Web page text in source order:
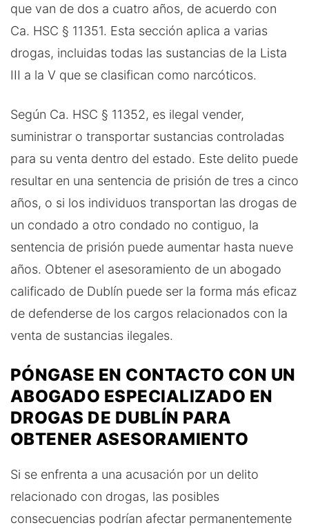
que van de dos a cuatro años, de acuerdo con
Ca. HSC § 11351. Esta sección aplica a varias
drogas, incluidas todas las sustancias de la Lista
III a la V que se clasifican como narcóticos.
Según Ca. HSC § 11352, es ilegal vender,
suministrar o transportar sustancias controladas
para su venta dentro del estado. Este delito puede
resultar en una sentencia de prisión de tres a cinco
años, o si los individuos transportan las drogas de
un condado a otro condado no contiguo, la
sentencia de prisión puede aumentar hasta nueve
años. Obtener el asesoramiento de un abogado
calificado de Dublín puede ser la forma más eficaz
de defenderse de los cargos relacionados con la
venta de sustancias ilegales.
PÓNGASE EN CONTACTO CON UN
ABOGADO ESPECIALIZADO EN
DROGAS DE DUBLÍN PARA
OBTENER ASESORAMIENTO
Si se enfrenta a una acusación por un delito
relacionado con drogas, las posibles
consecuencias podrían afectar permanentemente